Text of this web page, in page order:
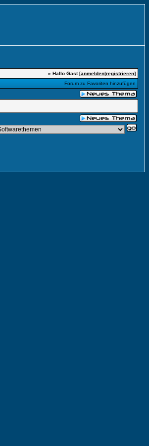
» Hallo Gast [anmelden|registrieren]
Forum zu Favoriten hinzufügen